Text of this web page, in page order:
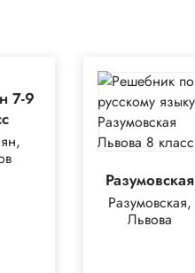
7-9
Разумовская
Разумовская,
Львова